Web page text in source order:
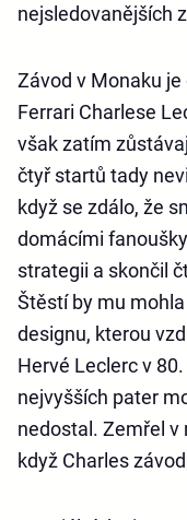
nejsledovanějších
Závod v Monaku
Ferrari Charlese
však zatím
čtyř startů tady
když se zdálo, že
domácími
strategii a skončil
Štěstí by mu
designu, kterou
Hervé Leclerc v
nejvyšších pater
nedostal. Zemřel v
když Charles